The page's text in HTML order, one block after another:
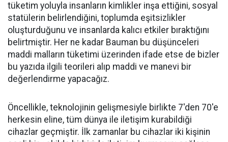
tüketim yoluyla insanların kimlikler inşa ettiğini, sosyal
statülerin belirlendiğini, toplumda eşitsizlikler
oluşturduğunu ve insanlarda kalıcı etkiler bıraktığını
belirtmiştir. Her ne kadar Bauman bu düşünceleri
maddi malların tüketimi üzerinden ifade etse de bizler
bu yazıda ilgili teorileri alıp maddi ve manevi bir
değerlendirme yapacağız.
Öncellikle, teknolojinin gelişmesiyle birlikte 7'den 70'e
herkesin eline, tüm dünya ile iletişim kurabildiği
cihazlar geçmiştir. İlk zamanlar bu cihazlar iki kişinin